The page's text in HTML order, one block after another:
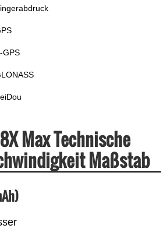
GPS
Max Technische
Maßstab